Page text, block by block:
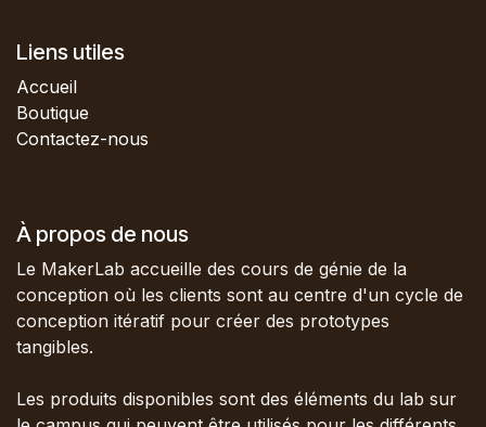
Liens utiles
Accueil
Boutique
Contactez-nous
À propos de nous
Le MakerLab accueille des cours de génie de la
conception où les clients sont au centre d'un cycle de
conception itératif pour créer des prototypes
tangibles.
Les produits disponibles sont des éléments du lab sur